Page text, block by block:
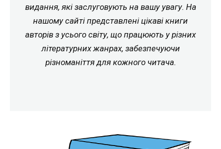
видання, які заслуговують на вашу увагу. На
нашому сайті представлені цікаві книги
авторів з усього світу, що працюють у різних
літературних жанрах, забезпечуючи
різноманіття для кожного читача.